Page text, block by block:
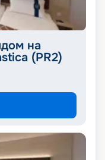
на
(PR2)